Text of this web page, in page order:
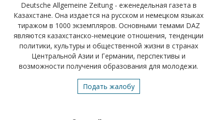
Deutsche Allgemeine Zeitung - еженедельная газета в
Казахстане. Она издается на русском и немецком языках
тиражом в 1000 экземпляров. Основными темами DAZ
являются казахстанско-немецкие отношения, тенденции
политики, культуры и общественной жизни в странах
Центральной Азии и Германии, перспективы и
возможности получения образования для молодежи.
Подать жалобу